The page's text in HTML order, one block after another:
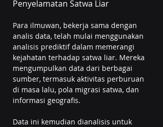
Penyelamatan Satwa Liar
Para ilmuwan, bekerja sama dengan
analis data, telah mulai menggunakan
analisis prediktif dalam memerangi
kejahatan terhadap satwa liar. Mereka
mengumpulkan data dari berbagai
sumber, termasuk aktivitas perburuan
di masa lalu, pola migrasi satwa, dan
informasi geografis.
Data ini kemudian dianalisis untuk